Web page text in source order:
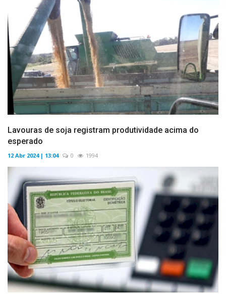
Lavouras de soja registram produtividade acima do
esperado
12 Abr 2024 | 13:04 0 1994